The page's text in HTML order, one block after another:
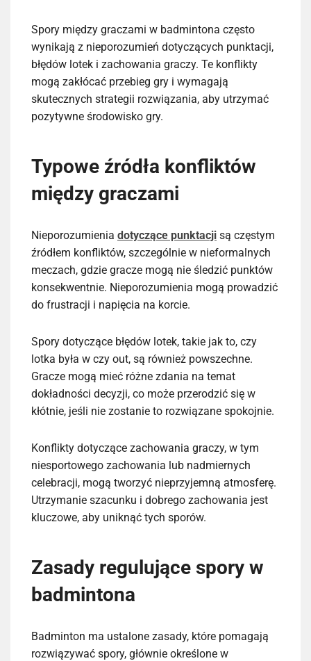
Spory między graczami w badmintona często
wynikają z nieporozumień dotyczących punktacji,
błędów lotek i zachowania graczy. Te konflikty
mogą zakłócać przebieg gry i wymagają
skutecznych strategii rozwiązania, aby utrzymać
pozytywne środowisko gry.
Typowe źródła konfliktów
między graczami
Nieporozumienia dotyczące punktacji są częstym
źródłem konfliktów, szczególnie w nieformalnych
meczach, gdzie gracze mogą nie śledzić punktów
konsekwentnie. Nieporozumienia mogą prowadzić
do frustracji i napięcia na korcie.
Spory dotyczące błędów lotek, takie jak to, czy
lotka była w czy out, są również powszechne.
Gracze mogą mieć różne zdania na temat
dokładności decyzji, co może przerodzić się w
kłótnie, jeśli nie zostanie to rozwiązane spokojnie.
Konflikty dotyczące zachowania graczy, w tym
niesportowego zachowania lub nadmiernych
celebracji, mogą tworzyć nieprzyjemną atmosferę.
Utrzymanie szacunku i dobrego zachowania jest
kluczowe, aby uniknąć tych sporów.
Zasady regulujące spory w
badmintona
Badminton ma ustalone zasady, które pomagają
rozwiązywać spory, głównie określone w